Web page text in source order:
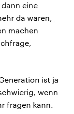
eine
da waren,
machen
ist ja
wenn
fragen kann.